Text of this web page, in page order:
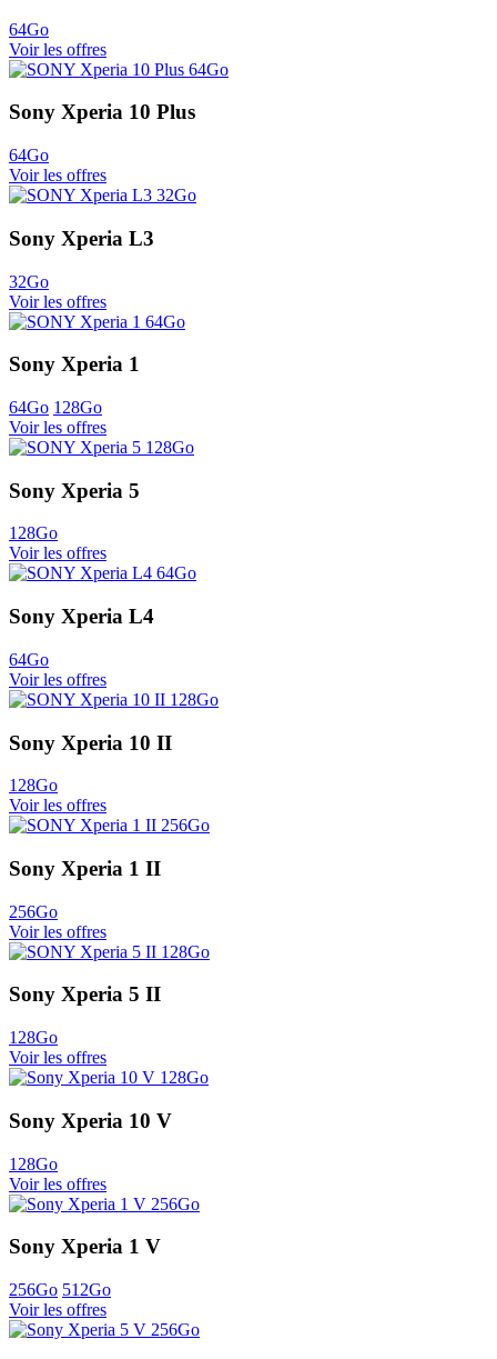
64Go
Voir les offres
Sony Xperia 10 Plus
64Go
Voir les offres
Sony Xperia L3
32Go
Voir les offres
Sony Xperia 1
64Go 128Go
Voir les offres
Sony Xperia 5
128Go
Voir les offres
Sony Xperia L4
64Go
Voir les offres
Sony Xperia 10 II
128Go
Voir les offres
Sony Xperia 1 II
256Go
Voir les offres
Sony Xperia 5 II
128Go
Voir les offres
Sony Xperia 10 V
128Go
Voir les offres
Sony Xperia 1 V
256Go 512Go
Voir les offres